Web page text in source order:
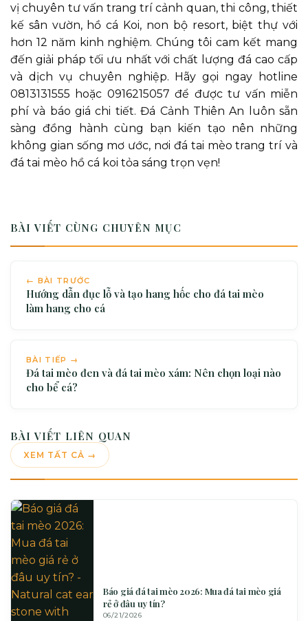
vị chuyên tư vấn trang trí cảnh quan, thi công, thiết
kế sân vườn, hồ cá Koi, non bộ resort, biệt thự với
hơn 12 năm kinh nghiệm. Chúng tôi cam kết mang
đến giải pháp tối ưu nhất với chất lượng đá cao cấp
và dịch vụ chuyên nghiệp. Hãy gọi ngay hotline
0813131555 hoặc 0916215057 để được tư vấn miễn
phí và báo giá chi tiết. Đá Cảnh Thiên An luôn sẵn
sàng đồng hành cùng bạn kiến tạo nên những
không gian sống mơ ước, nơi đá tai mèo trang trí và
đá tai mèo hồ cá koi tỏa sáng trọn vẹn!
BÀI VIẾT CÙNG CHUYÊN MỤC
← BÀI TRƯỚC
Hướng dẫn đục lỗ và tạo hang hốc cho đá tai mèo
làm hang cho cá
BÀI TIẾP →
Đá tai mèo đen và đá tai mèo xám: Nên chọn loại nào
cho bể cá?
BÀI VIẾT LIÊN QUAN
XEM TẤT CẢ →
Báo giá đá tai mèo 2026: Mua đá tai mèo giá
rẻ ở đâu uy tín?
06/21/2026